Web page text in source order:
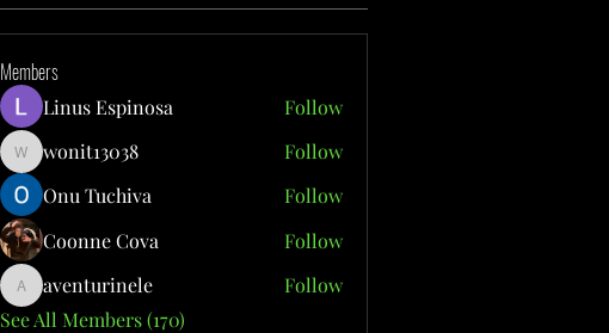
Members
Linus Espinosa Follow
wonit13038
wonit13038
Follow
Onu Tuchiva
Follow
Coonne Cova
Follow
aventurinele
aventurinele
Follow
See All Members (170)